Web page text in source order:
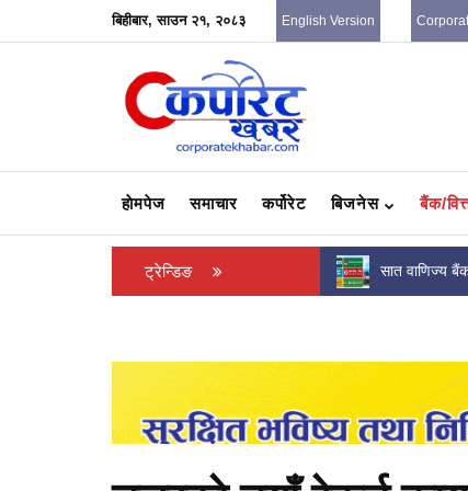
बिहीबार, साउन २१, २०८३ English Version
हाेमपेज समाचार कर्पोरेट बिजनेस बैंक/
ट्रेन्डिङ
कर्मचारीहरुको नयाँ तलबमान सार्वजनिक, कसकाे तलब
सात वाणिज्य